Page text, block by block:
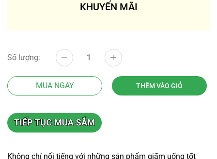
KHUYẾN MÃI
Số lượng:
MUA NGAY THÊM VÀO GIỎ
Không chỉ nổi tiếng với những sản phẩm giấm uống tốt